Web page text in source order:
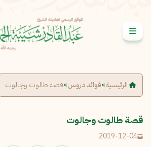
الرئيسية»فوائد دروس»قصة طالوت وجالوت
قصة طالوت وجالوت
2019-12-04
الإبلاغ عن مشكلة
الرسالة